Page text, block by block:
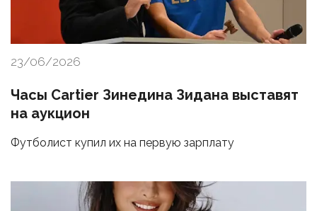
23/06/2026
Часы Cartier Зинедина Зидана выставят
на аукцион
Футболист купил их на первую зарплату